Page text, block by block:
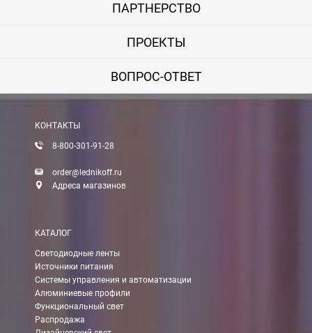
ПАРТНЕРСТВО
ПРОЕКТЫ
ВОПРОС-ОТВЕТ
КОНТАКТЫ
8-800-301-91-28
order@lednikoff.ru
Адреса магазинов
КАТАЛОГ
Светодиодные ленты
Источники питания
Системы управления и автоматизации
Алюминиевые профили
Функциональный свет
Распродажа